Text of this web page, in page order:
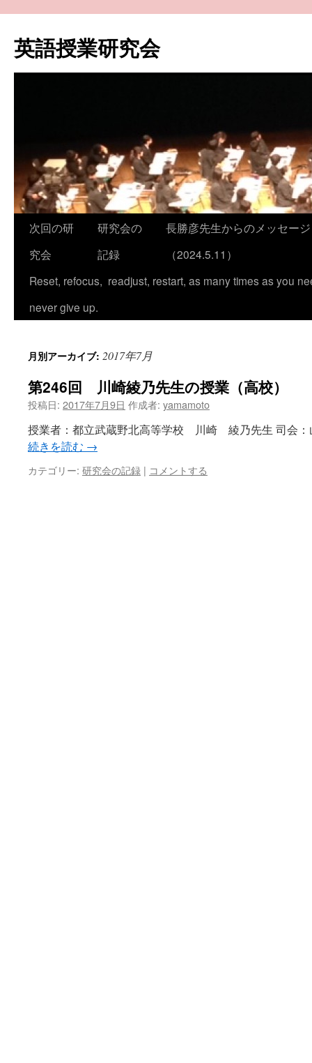
テ
ン
英語授業研究会
次回の研
究会
研究会の
記録
長勝彦先生からのメッセージ
（2024.5.11）
Reset, refocus, readjust, restart, as many times as you
never give up.
月別アーカイブ: 2017年7月
第246回 川崎綾乃先生の授業（高校）
投稿日: 2017年7月9日 作成者: yamamoto
授業者：都立武蔵野北高等学校 川崎 綾乃先生 司会
続きを読む →
カテゴリー: 研究会の記録 | コメントする